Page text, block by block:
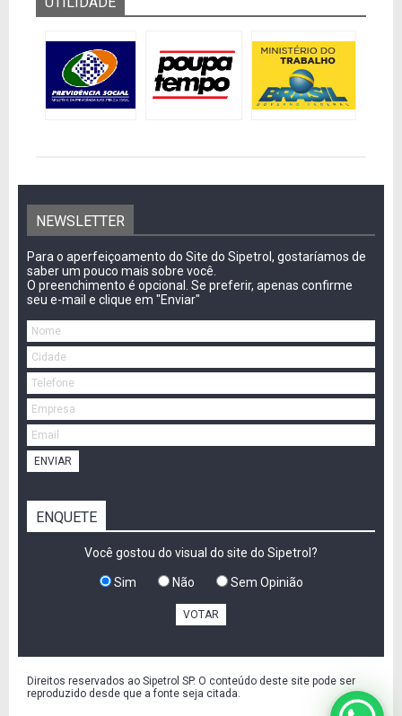
NEWSLETTER
Para o aperfeiçoamento do Site do Sipetrol, gostaríamos de
saber um pouco mais sobre você.
O preenchimento é opcional. Se preferir, apenas confirme
seu e-mail e clique em "Enviar"
ENVIAR
ENQUETE
Você gostou do visual do site do Sipetrol?
Sim Não Sem Opinião
VOTAR
Direitos reservados ao Sipetrol SP. O conteúdo deste site pode ser
reproduzido desde que a fonte seja citada.